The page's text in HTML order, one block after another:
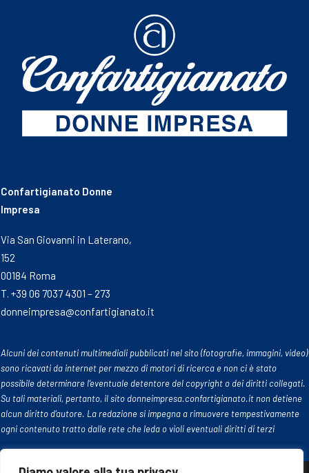
Confartigianato Donne
Impresa
Via San Giovanni in Laterano,
152
00184 Roma
T. +39 06 7037 4301 – 273
donneimpresa@confartigianato.it
Alcuni dei contenuti multimediali pubblicati nel sito (fotografie, immagini, video)
sono ricavati da internet per mezzo di motori di ricerca e non ci è stato
possibile determinare l’eventuale detentore del copyright o dei diritti collegati.
Su tali materiali, pertanto, il sito donneimpresa.confartigianato.it non detiene
alcun diritto d’autore. La redazione si impegna a rimuovere tempestivamente
ogni contenuto tratto dalle rete che leda o violi eventuali diritti di terzi